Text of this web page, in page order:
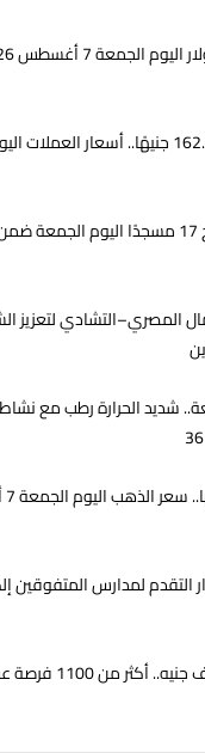
الجمعة 7 أغسطس 2026
وزارة الأوقاف تفتتح 17 مسجدًا اليوم
المصري–التشادي لتعزيز
شديد الحرارة رطب مع نشاط
التقدم لمدارس المتفوقين
برواتب تصل لـ 30 ألف